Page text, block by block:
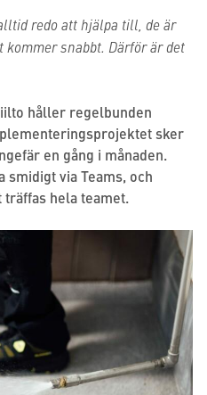
redo att hjälpa till, de är
snabbt. Därför är det
håller regelbunden
sker
en gång i månaden.
via Teams, och
hela teamet.